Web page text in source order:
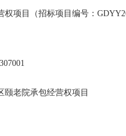
项目（招标项目编号：
颐老院承包经营权项目